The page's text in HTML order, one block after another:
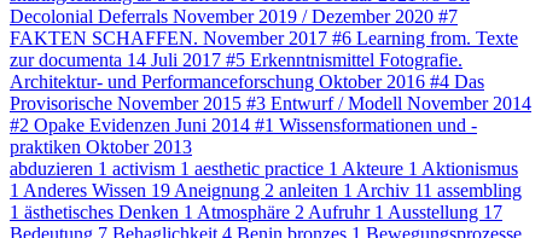
Decolonial Deferrals November 2019 / Dezember 2020 #7
FAKTEN SCHAFFEN. November 2017 #6 Learning from. Texte
zur documenta 14 Juli 2017 #5 Erkenntnismittel Fotografie.
Architektur- und Performanceforschung Oktober 2016 #4 Das
Provisorische November 2015 #3 Entwurf / Modell November 2014
#2 Opake Evidenzen Juni 2014 #1 Wissensformationen und -
praktiken Oktober 2013
abduzieren 1 activism 1 aesthetic practice 1 Akteure 1 Aktionismus
1 Anderes Wissen 19 Aneignung 2 anleiten 1 Archiv 11 assembling
1 ästhetisches Denken 1 Atmosphäre 2 Aufruhr 1 Ausstellung 17
Bedeutung 7 Behaglichkeit 4 Benin bronzes 1 Bewegungsprozesse